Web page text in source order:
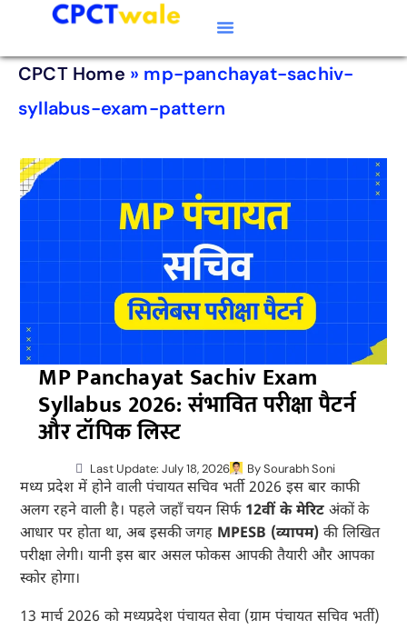
CPCT Home » mp-panchayat-sachiv-
syllabus-exam-pattern
MP Panchayat Sachiv Exam
Syllabus 2026: संभावित परीक्षा पैटर्न
और टॉपिक लिस्ट
Last Update: July 18, 2026 BySourabh Soni
मध्य प्रदेश में होने वाली पंचायत सचिव भर्ती 2026 इस बार काफी
अलग रहने वाली है। पहले जहाँ चयन सिर्फ12वीं के मेरिटअंकों के
आधार पर होता था, अब इसकी जगह MPESB (व्यापम) की लिखित
परीक्षा लेगी। यानी इस बार असल फोकस आपकी तैयारी और आपका
स्कोर होगा।
13 मार्च 2026 को मध्यप्रदेश पंचायत सेवा (ग्राम पंचायत सचिव भर्ती)